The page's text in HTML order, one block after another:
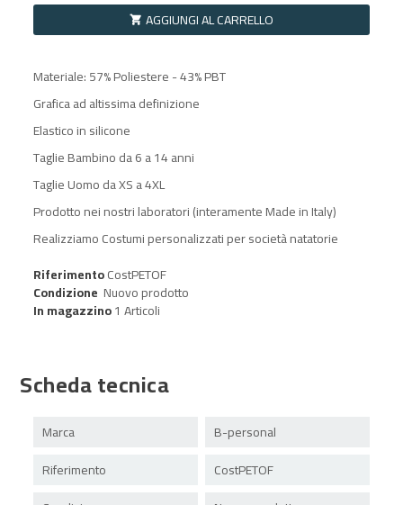
 AGGIUNGI AL CARRELLO
Materiale: 57% Poliestere - 43% PBT
Grafica ad altissima definizione
Elastico in silicone
Taglie Bambino da 6 a 14 anni
Taglie Uomo da XS a 4XL
Prodotto nei nostri laboratori (interamente Made in Italy)
Realizziamo Costumi personalizzati per società natatorie
RiferimentoCostPETOF
Condizione Nuovo prodotto
In magazzino1 Articoli
Scheda tecnica
Marca
B-personal
Riferimento
CostPETOF